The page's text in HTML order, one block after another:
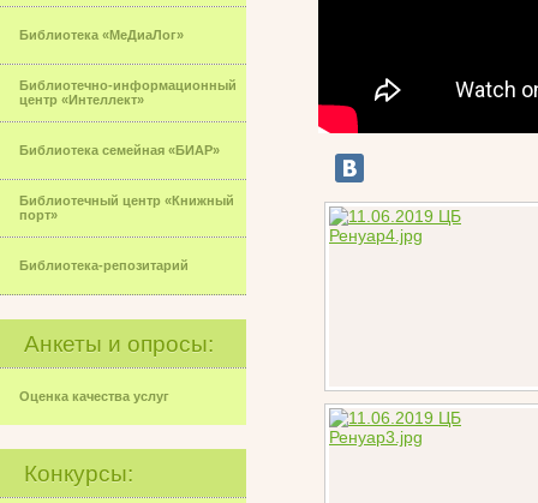
Библиотека «МеДиаЛог»
Библиотечно-информационный
центр «Интеллект»
Библиотека семейная «БИАР»
Библиотечный центр «Книжный
порт»
Библиотека-репозитарий
Анкеты и опросы:
Оценка качества услуг
Конкурсы: